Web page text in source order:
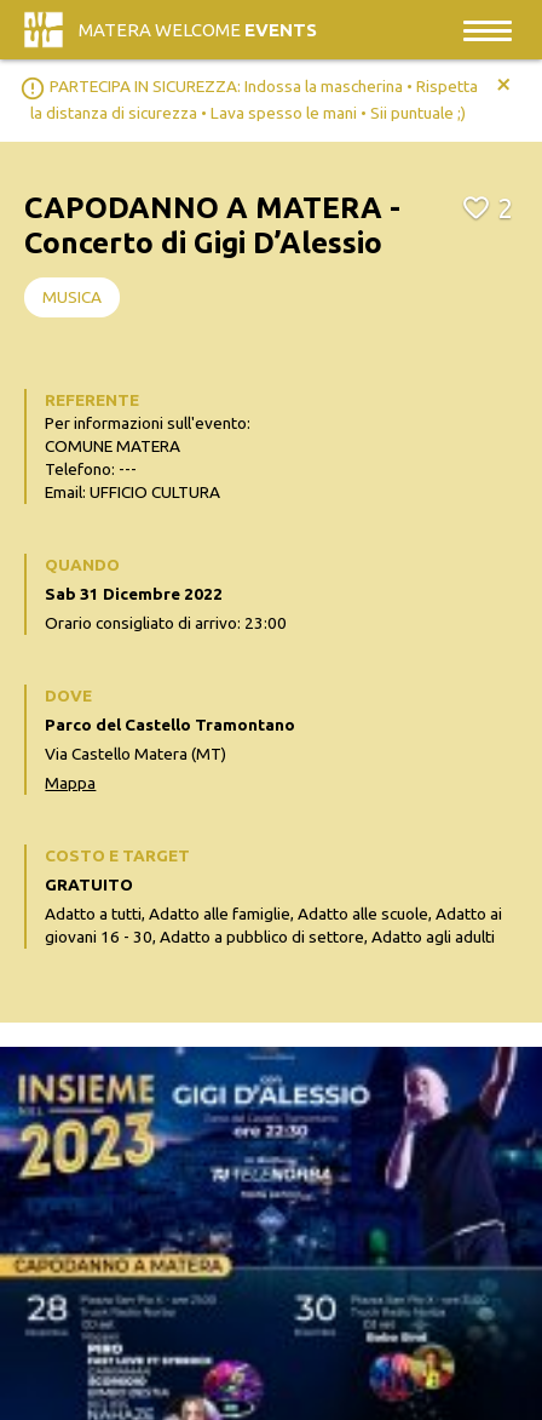
MATERA WELCOME EVENTS
error_outline PARTECIPA IN SICUREZZA: Indossa la mascherina • Rispetta
la distanza di sicurezza • Lava spesso le mani • Sii puntuale ;)
+
CAPODANNO A MATERA -
Concerto di Gigi D’Alessio
2
MUSICA
REFERENTE
Per informazioni sull'evento:
COMUNE MATERA
Telefono: ---
Email: UFFICIO CULTURA
QUANDO
Sab 31 Dicembre 2022
Orario consigliato di arrivo: 23:00
DOVE
Parco del Castello Tramontano
Via Castello Matera (MT)
Mappa
COSTO E TARGET
GRATUITO
Adatto a tutti, Adatto alle famiglie, Adatto alle scuole, Adatto ai
giovani 16 - 30, Adatto a pubblico di settore, Adatto agli adulti